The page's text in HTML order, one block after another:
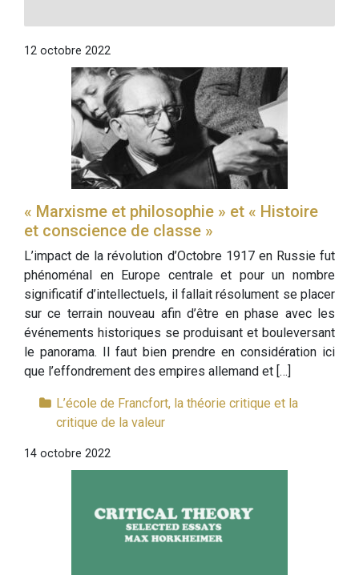
12 octobre 2022
« Marxisme et philosophie » et « Histoire
et conscience de classe »
L’impact de la révolution d’Octobre 1917 en Russie fut
phénoménal en Europe centrale et pour un nombre
significatif d’intellectuels, il fallait résolument se placer
sur ce terrain nouveau afin d’être en phase avec les
événements historiques se produisant et bouleversant
le panorama. Il faut bien prendre en considération ici
que l’effondrement des empires allemand et […]
L’école de Francfort, la théorie critique et la
critique de la valeur
14 octobre 2022